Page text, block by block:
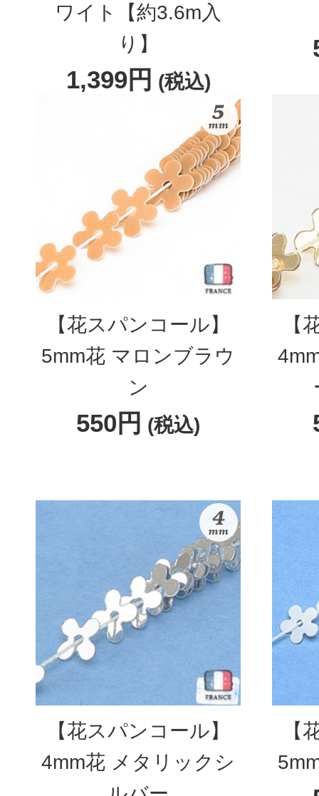
ワイト【約3.6m入
り】
1,399円 (税込)
【花スパンコール】
5mm花 マロンブラウ
ン
550円 (税込)
【
【花スパンコール】
4mm花 メタリックシ
【